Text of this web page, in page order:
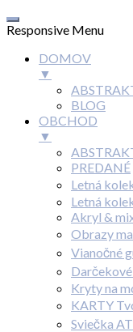
Responsive Menu
DOMOV
▼
BLOG
OBCHOD
▼
PREDANÉ
Letná
Letná
Akryl &
Obrazy
Vianočné
Kryty na
KARTY
Sviečka